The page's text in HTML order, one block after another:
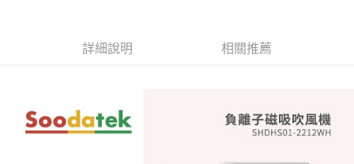
詳細說明 相關推薦